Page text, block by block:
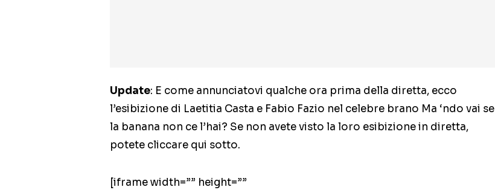
Update: E come annunciatovi qualche ora prima della diretta, ecco
l’esibizione di Laetitia Casta e Fabio Fazio nel celebre brano Ma ‘ndo vai se
la banana non ce l’hai? Se non avete visto la loro esibizione in diretta,
potete cliccare qui sotto.
[iframe width=”” height=””